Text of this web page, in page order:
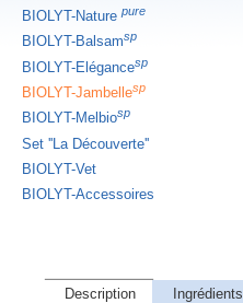
BIOLYT-Naturepure
BIOLYT-Balsamsp
BIOLYT-Elégancesp
BIOLYT-Jambellesp
BIOLYT-Melbiosp
Set ''La Découverte''
BIOLYT-Vet
BIOLYT-Accessoires
Description Ingrédients